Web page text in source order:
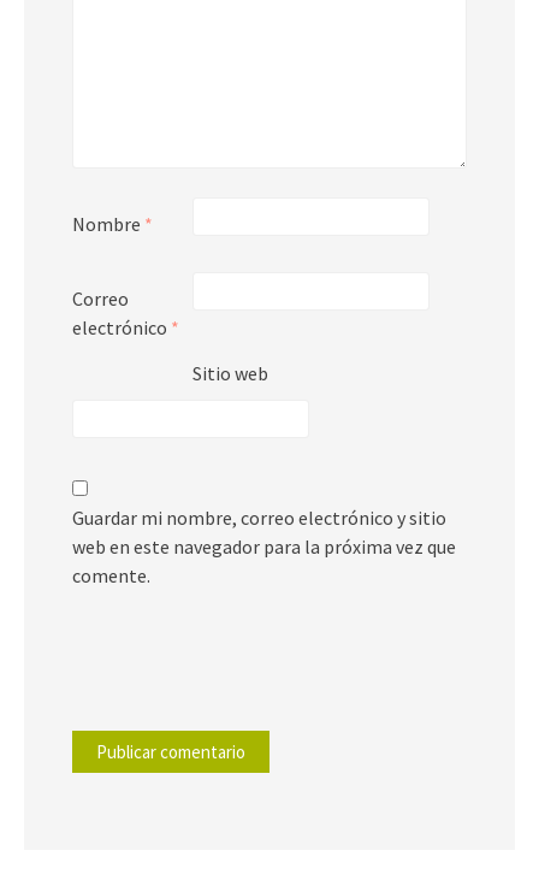
Nombre *
Correo
electrónico *
Sitio web
Guardar mi nombre, correo electrónico y sitio
web en este navegador para la próxima vez que
comente.